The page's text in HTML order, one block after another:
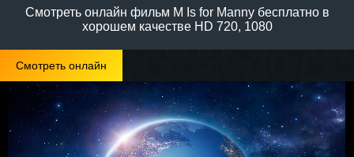
Смотреть онлайн фильм M Is for Manny бесплатно в
хорошем качестве HD 720, 1080
Смотреть онлайн